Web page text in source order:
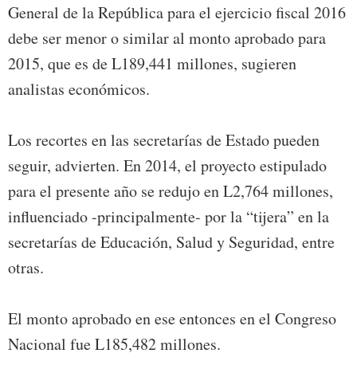
General de la República para el ejercicio fiscal 2016
debe ser menor o similar al monto aprobado para
2015, que es de L189,441 millones, sugieren
analistas económicos.
Los recortes en las secretarías de Estado pueden
seguir, advierten. En 2014, el proyecto estipulado
para el presente año se redujo en L2,764 millones,
influenciado -principalmente- por la “tijera” en la
secretarías de Educación, Salud y Seguridad, entre
otras.
El monto aprobado en ese entonces en el Congreso
Nacional fue L185,482 millones.